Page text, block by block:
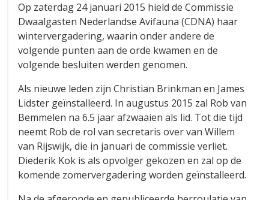
Op zaterdag 24 januari 2015 hield de Commissie
Dwaalgasten Nederlandse Avifauna (CDNA) haar
wintervergadering, waarin onder andere de
volgende punten aan de orde kwamen en de
volgende besluiten werden genomen.
Als nieuwe leden zijn Christian Brinkman en James
Lidster geïnstalleerd. In augustus 2015 zal Rob van
Bemmelen na 6.5 jaar afzwaaien als lid. Tot die tijd
neemt Rob de rol van secretaris over van Willem
van Rijswijk, die in januari de commissie verliet.
Diederik Kok is als opvolger gekozen en zal op de
komende zomervergadering worden geïnstalleerd.